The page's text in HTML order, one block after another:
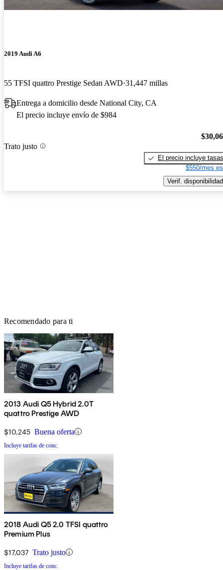
2019 Audi A6
55 TFSI quattro Prestige Sedan AWD 31,447 millas
Entrega a domicilio desde National City, CA
El precio incluye envío de $984
Trato justo
El precio incluye tasas
$550/mes
Verif. disponibilidad
Recomendado para ti
2013 Audi Q5 Hybrid 2.0T
quattro Prestige AWD
$10,245 Buena oferta
Incluye tarifas de conc.
2018 Audi Q5 2.0 TFSI quattro
Premium Plus
$17,037 Trato justo
Incluye tarifas de conc.